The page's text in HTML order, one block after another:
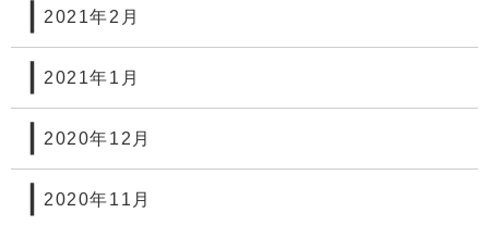
2021年2月
2021年1月
2020年12月
2020年11月